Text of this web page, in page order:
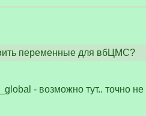
переменные для вбЦМС?
- возможно тут.. точно не